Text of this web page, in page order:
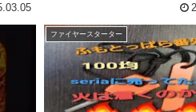
ファイヤースターター